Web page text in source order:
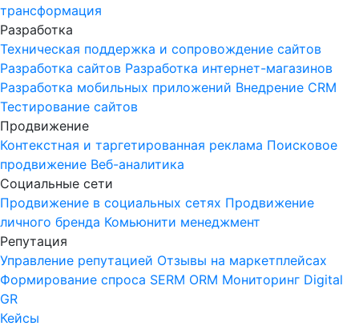
трансформация
Разработка
Техническая поддержка и сопровождение сайтов
Разработка сайтов Разработка интернет-магазинов
Разработка мобильных приложений Внедрение CRM
Тестирование сайтов
Продвижение
Контекстная и таргетированная реклама Поисковое
продвижение Веб-аналитика
Социальные сети
Продвижение в социальных сетях Продвижение
личного бренда Комьюнити менеджмент
Репутация
Управление репутацией Отзывы на маркетплейсах
Формирование спроса SERM ORM Мониторинг Digital
GR
Кейсы